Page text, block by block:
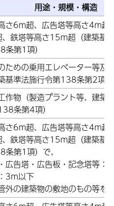
用途・規模・構造
さ6m超、広告塔等高さ4m超
鉄塔等高さ15m超（建築基
第1項）
ための乗用エレベーター等及
基準法施行令第138条第2項）
作物（製造プラント等、建築
条第4項）
さ6m超、広告塔等高さ4m超
鉄塔等高さ15m超（建築基
第1項）で、
広告塔・広告板・記念塔等：
3m以下
管外の建築物の敷地のもの等を